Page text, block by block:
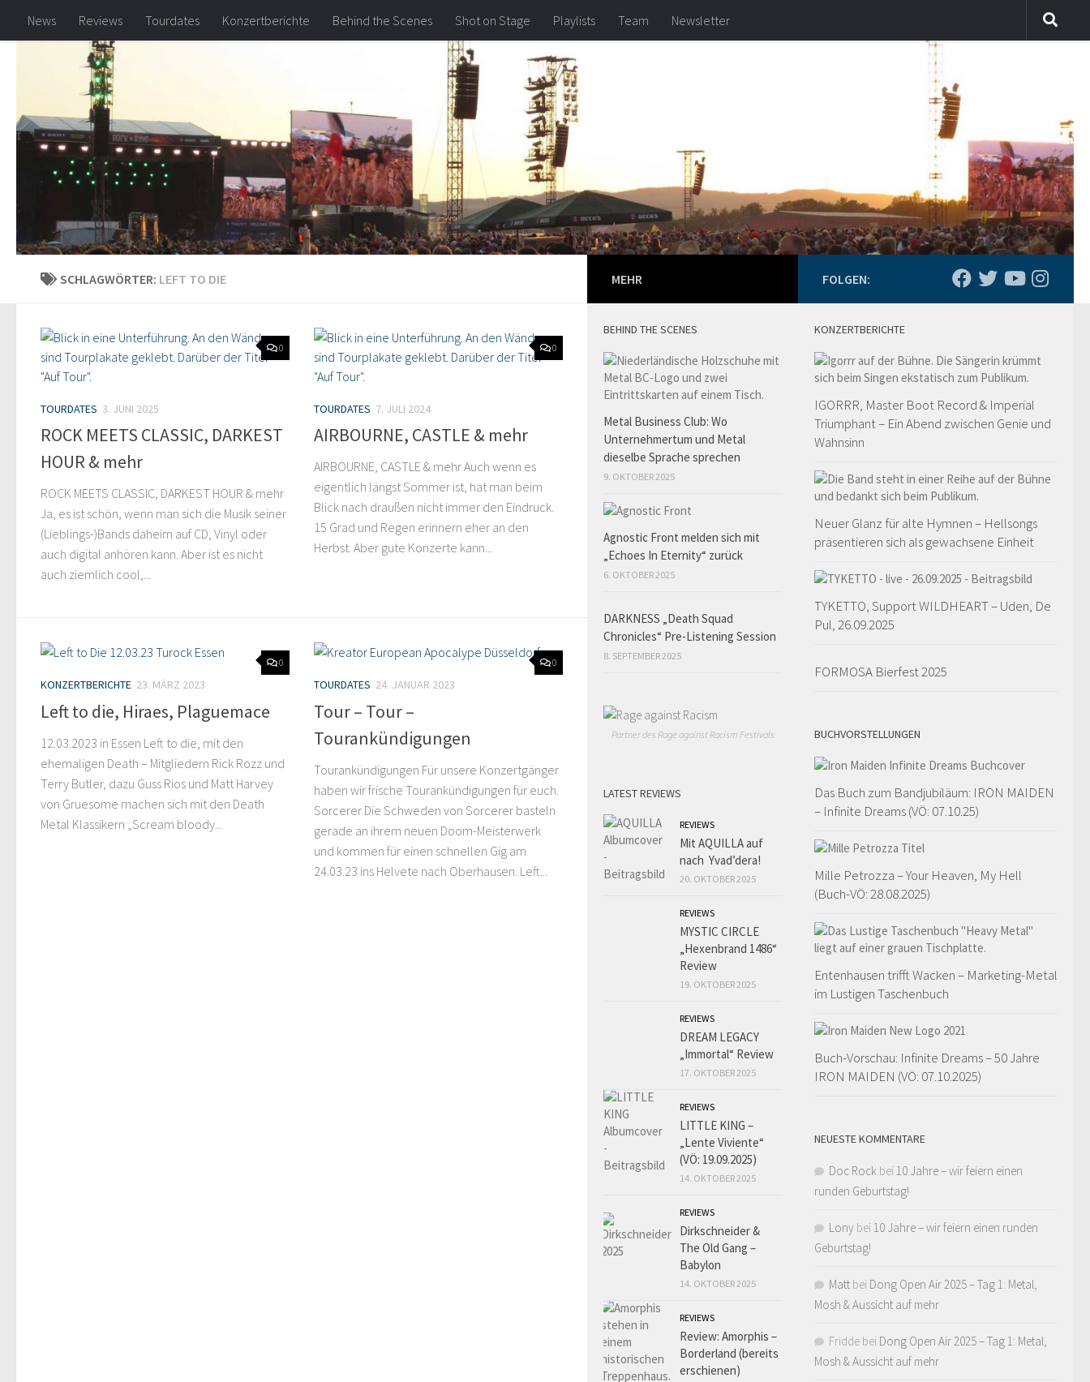
Zum Inhalt springen
News Reviews Tourdates Konzertberichte Behind the Scenes Shot on Stage Playlists Team Newsletter
SCHLAGWÖRTER: LEFT TO DIE
0
TOURDATES 3. JUNI 2025
ROCK MEETS CLASSIC, DARKEST
HOUR & mehr
ROCK MEETS CLASSIC, DARKEST HOUR & mehr
Ja, es ist schön, wenn man sich die Musik seiner
(Lieblings-)Bands daheim auf CD, Vinyl oder
auch digital anhören kann. Aber ist es nicht
auch ziemlich cool,...
0
TOURDATES 7. JULI 2024
AIRBOURNE, CASTLE & mehr
AIRBOURNE, CASTLE & mehr Auch wenn es
eigentlich längst Sommer ist, hat man beim
Blick nach draußen nicht immer den Eindruck.
15 Grad und Regen erinnern eher an den
Herbst. Aber gute Konzerte kann...
0
KONZERTBERICHTE 23. MÄRZ 2023
Left to die, Hiraes, Plaguemace
12.03.2023 in Essen Left to die, mit den
ehemaligen Death – Mitgliedern Rick Rozz und
Terry Butler, dazu Guss Rios und Matt Harvey
von Gruesome machen sich mit den Death
Metal Klassikern „Scream bloody...
0
TOURDATES 24. JANUAR 2023
Tour – Tour –
Tourankündigungen
Tourankündigungen Für unsere Konzertgänger
haben wir frische Tourankündigungen für euch.
Sorcerer Die Schweden von Sorcerer basteln
gerade an ihrem neuen Doom-Meisterwerk
und kommen für einen schnellen Gig am
24.03.23 ins Helvete nach Oberhausen. Left...
FOLGEN:
KONZERTBERICHTE
IGORRR, Master Boot Record & Imperial
Triumphant – Ein Abend zwischen Genie und
Wahnsinn
Neuer Glanz für alte Hymnen – Hellsongs
präsentieren sich als gewachsene Einheit
TYKETTO, Support WILDHEART – Uden, De
Pul, 26.09.2025
FORMOSA Bierfest 2025
BUCHVORSTELLUNGEN
Das Buch zum Bandjubiläum: IRON MAIDEN
– Infinite Dreams (VÖ: 07.10.25)
Mille Petrozza – Your Heaven, My Hell
(Buch-VÖ: 28.08.2025)
Entenhausen trifft Wacken – Marketing-Metal
im Lustigen Taschenbuch
Buch-Vorschau: Infinite Dreams – 50 Jahre
IRON MAIDEN (VÖ: 07.10.2025)
NEUESTE KOMMENTARE
Doc Rock bei 10 Jahre – wir feiern einen
runden Geburtstag!
Lony bei 10 Jahre – wir feiern einen runden
Geburtstag!
Matt bei Dong Open Air 2025 – Tag 1: Metal,
Mosh & Aussicht auf mehr
Fridde bei Dong Open Air 2025 – Tag 1: Metal,
Mosh & Aussicht auf mehr
MEHR
BEHIND THE SCENES
Metal Business Club: Wo
Unternehmertum und Metal
dieselbe Sprache sprechen
9. OKTOBER 2025
Agnostic Front melden sich mit
„Echoes In Eternity“ zurück
6. OKTOBER 2025
DARKNESS „Death Squad
Chronicles“ Pre-Listening Session
8. SEPTEMBER 2025
Partner des Rage against Racism Festivals
LATEST REVIEWS
REVIEWS
Mit AQUILLA auf
nach Yvad’dera!
20. OKTOBER 2025
REVIEWS
MYSTIC CIRCLE
„Hexenbrand 1486“
Review
19. OKTOBER 2025
REVIEWS
DREAM LEGACY
„Immortal“ Review
17. OKTOBER 2025
REVIEWS
LITTLE KING –
„Lente Viviente“
(VÖ: 19.09.2025)
14. OKTOBER 2025
REVIEWS
Dirkschneider &
The Old Gang –
Babylon
14. OKTOBER 2025
REVIEWS
Review: Amorphis –
Borderland (bereits
erschienen)